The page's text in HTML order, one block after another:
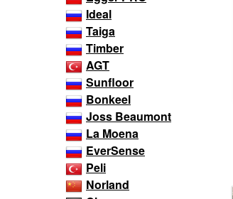
Ideal
Taiga
Timber
AGT
Sunfloor
Bonkeel
Joss Beaumont
La Moena
EverSense
Peli
Norland